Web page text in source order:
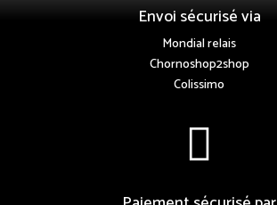
Envoi sécurisé via
Mondial relais
Chornoshop2shop
Colissimo
